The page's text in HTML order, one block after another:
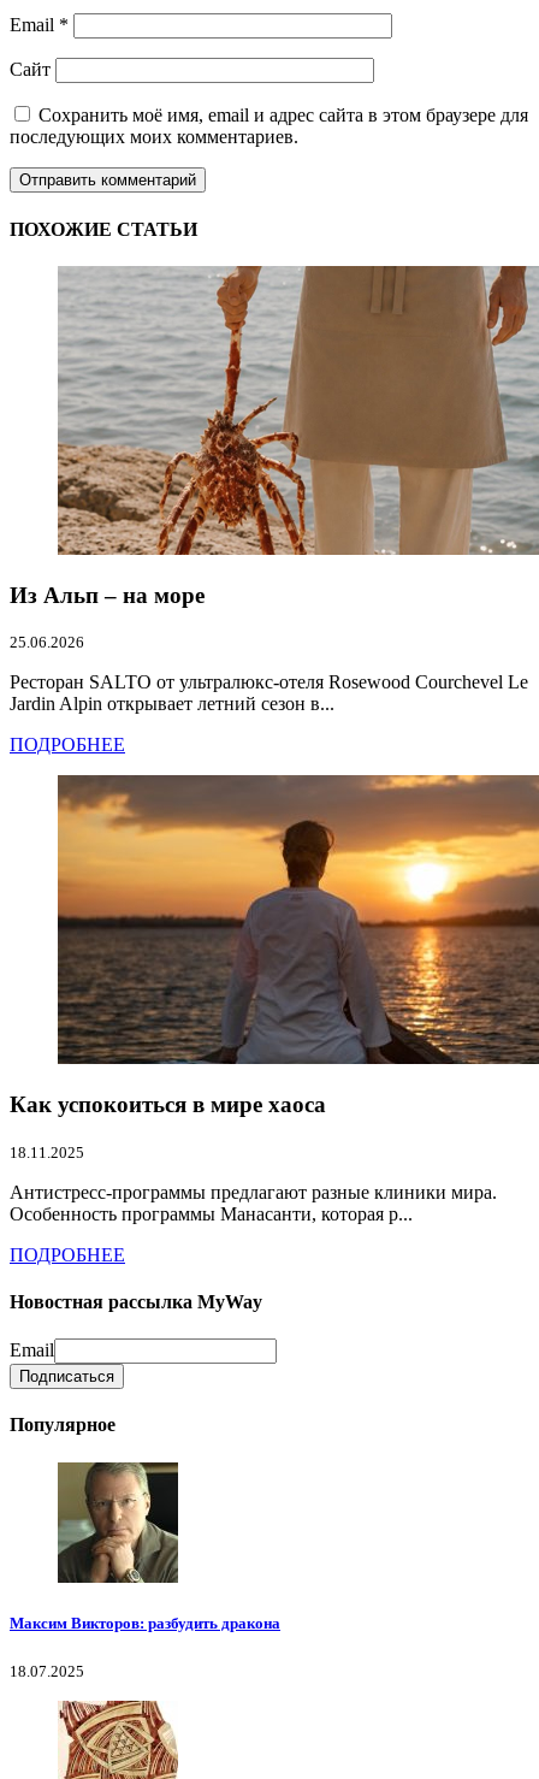
Email *
Сайт
Сохранить моё имя, email и адрес сайта в этом браузере для
последующих моих комментариев.
ПОХОЖИЕ СТАТЬИ
Из Альп – на море
25.06.2026
Ресторан SALTO от ультралюкс-отеля Rosewood Courchevel Le
Jardin Alpin открывает летний сезон в...
ПОДРОБНЕЕ
Как успокоиться в мире хаоса
18.11.2025
Антистресс-программы предлагают разные клиники мира.
Особенность программы Манасанти, которая р...
ПОДРОБНЕЕ
Новостная рассылка MyWay
Email
Популярное
Максим Викторов: разбудить дракона
18.07.2025